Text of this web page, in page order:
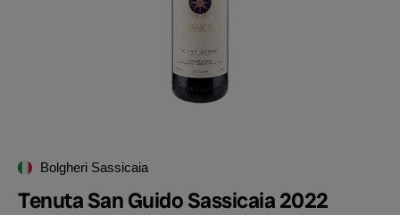
Bolgheri Sassicaia
Tenuta San Guido Sassicaia 2022